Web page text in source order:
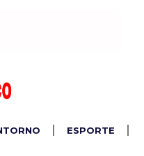
ESPORTE